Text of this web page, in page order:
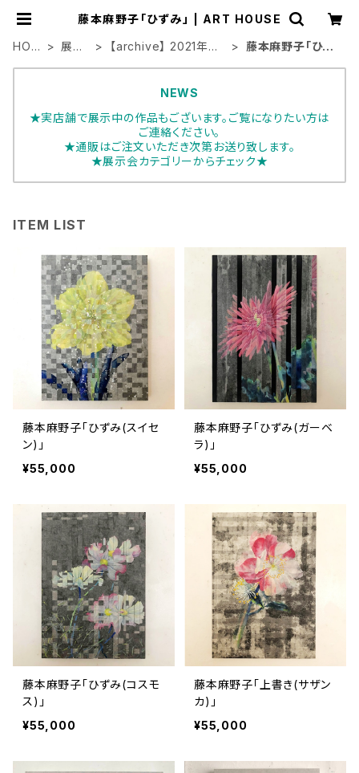
藤本麻野子「ひずみ」 | ART HOUSE
HOM
展示
【archive】 2021年展
藤本麻野子「ひず
NEWS
★実店舗で展示中の作品もございます。ご覧になりたい方は
ご連絡ください。
★通販はご注文いただき次第お送り致します。
★展示会カテゴリーからチェック★
ITEM LIST
藤本麻野子「ひずみ(スイセ
ン)」
¥55,000
藤本麻野子「ひずみ(ガーベ
ラ)」
¥55,000
藤本麻野子「ひずみ(コスモ
ス)」
¥55,000
藤本麻野子「上書き(サザン
カ)」
¥55,000